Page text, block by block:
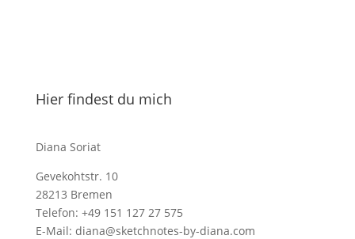
Hier findest du mich
Diana Soriat
Gevekohtstr. 10
28213 Bremen
Telefon: +49 151 127 27 575
E-Mail: diana@sketchnotes-by-diana.com